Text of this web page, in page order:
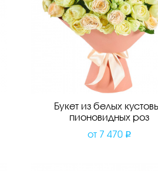
Букет из белых
пионовидных роз
от 7 470